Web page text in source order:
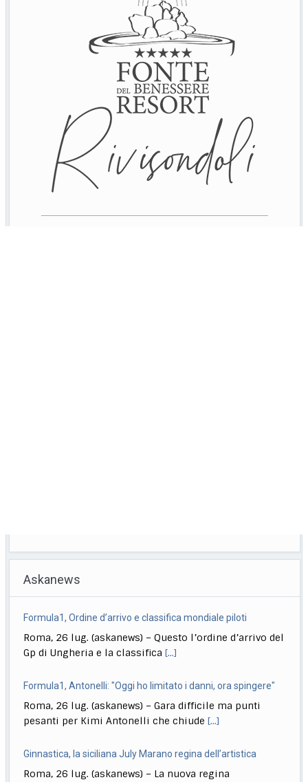
Askanews
Formula1, Ordine d’arrivo e classifica mondiale piloti
Roma, 26 lug. (askanews) – Questo l’ordine d’arrivo del
Gp di Ungheria e la classifica[...]
Formula1, Antonelli: "Oggi ho limitato i danni, ora spingere"
Roma, 26 lug. (askanews) – Gara difficile ma punti
pesanti per Kimi Antonelli che chiude[...]
Ginnastica, la siciliana July Marano regina dell’artistica
Roma, 26 lug. (askanews) – La nuova regina